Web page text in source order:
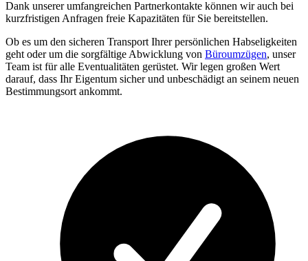
Dank unserer umfangreichen Partnerkontakte können wir auch bei
kurzfristigen Anfragen freie Kapazitäten für Sie bereitstellen.
Ob es um den sicheren Transport Ihrer persönlichen Habseligkeiten
geht oder um die sorgfältige Abwicklung von Büroumzügen, unser
Team ist für alle Eventualitäten gerüstet. Wir legen großen Wert
darauf, dass Ihr Eigentum sicher und unbeschädigt an seinem neuen
Bestimmungsort ankommt.